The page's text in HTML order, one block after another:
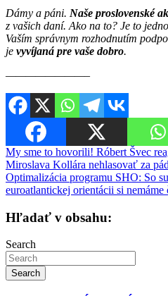
Dámy a páni. Naše proslovenské
z vašich daní. Ako na to? Je to
Vaším správnym rozhodnutím
je vyvíjaná pre vaše dobro.
————————–
Navigácia
v
článku
My sme to hovorili! Róbert Švec
Miroslava Kollára nehlasovať za
Optimalizácia programu SHO: So
euroatlantickej orientácii si
Hľadať v obsahu:
Search
Search